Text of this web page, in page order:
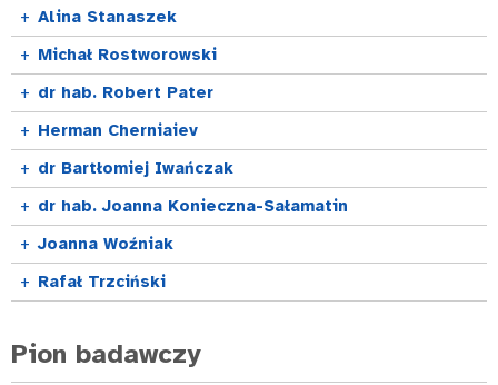
+ Alina Stanaszek
+ Michał Rostworowski
+ dr hab. Robert Pater
+ Herman Cherniaiev
+ dr Bartłomiej Iwańczak
+ dr hab. Joanna Konieczna-Sałamatin
+ Joanna Woźniak
+ Rafał Trzciński
Pion badawczy